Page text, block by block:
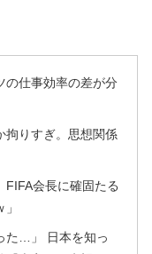
の仕事効率の差が分
拘りすぎ。思想関係
FIFA会長に確固たる
た…」 日本を知っ